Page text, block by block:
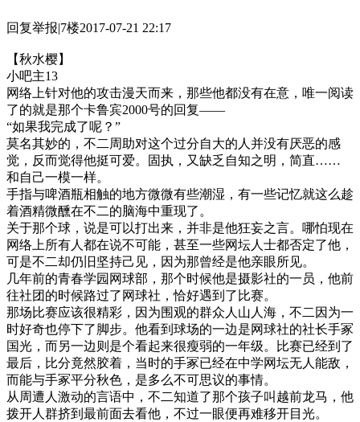
回复举报|7楼2017-07-21 22:17
【秋水樱】
小吧主13
网络上针对他的攻击漫天而来，那些他都没有在意，唯一阅读
了的就是那个卡鲁宾2000号的回复——
“如果我完成了呢？”
莫名其妙的，不二周助对这个过分自大的人并没有厌恶的感
觉，反而觉得他挺可爱。固执，又缺乏自知之明，简直……
和自己一模一样。
手指与啤酒瓶相触的地方微微有些潮湿，有一些记忆就这么趁
着酒精微醺在不二的脑海中重现了。
关于那个球，说是可以打出来，并非是他狂妄之言。哪怕现在
网络上所有人都在说不可能，甚至一些网坛人士都否定了他，
可是不二却仍旧坚持己见，因为那曾经是他亲眼所见。
几年前的青春学园网球部，那个时候他是摄影社的一员，他前
往社团的时候路过了网球社，恰好遇到了比赛。
那场比赛应该很精彩，因为围观的群众人山人海，不二因为一
时好奇也停下了脚步。他看到球场的一边是网球社的社长手冢
国光，而另一边则是个看起来很瘦弱的一年级。比赛已经到了
最后，比分竟然胶着，当时的手冢已经在中学网坛无人能敌，
而能与手冢平分秋色，是多么不可思议的事情。
从周遭人激动的言语中，不二知道了那个孩子叫越前龙马，他
拨开人群挤到最前面去看他，不过一眼便再难移开目光。